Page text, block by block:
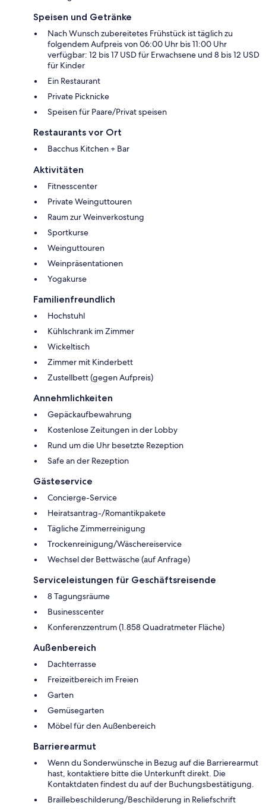
Speisen und Getränke
Nach Wunsch zubereitetes Frühstück ist täglich zu
folgendem Aufpreis von 06:00 Uhr bis 11:00 Uhr
verfügbar: 12 bis 17 USD für Erwachsene und 8 bis 12 USD
für Kinder
Ein Restaurant
Private Picknicke
Speisen für Paare/Privat speisen
Restaurants vor Ort
Bacchus Kitchen + Bar
Aktivitäten
Fitnesscenter
Private Weinguttouren
Raum zur Weinverkostung
Sportkurse
Weinguttouren
Weinpräsentationen
Yogakurse
Familienfreundlich
Hochstuhl
Kühlschrank im Zimmer
Wickeltisch
Zimmer mit Kinderbett
Zustellbett (gegen Aufpreis)
Annehmlichkeiten
Gepäckaufbewahrung
Kostenlose Zeitungen in der Lobby
Rund um die Uhr besetzte Rezeption
Safe an der Rezeption
Gästeservice
Concierge-Service
Heiratsantrag-/Romantikpakete
Tägliche Zimmerreinigung
Trockenreinigung/Wäschereiservice
Wechsel der Bettwäsche (auf Anfrage)
Serviceleistungen für Geschäftsreisende
8 Tagungsräume
Businesscenter
Konferenzzentrum (1.858 Quadratmeter Fläche)
Außenbereich
Dachterrasse
Freizeitbereich im Freien
Garten
Gemüsegarten
Möbel für den Außenbereich
Barrierearmut
Wenn du Sonderwünsche in Bezug auf die Barrierearmut
hast, kontaktiere bitte die Unterkunft direkt. Die
Kontaktdaten findest du auf der Buchungsbestätigung.
Braillebeschilderung/Beschilderung in Reliefschrift